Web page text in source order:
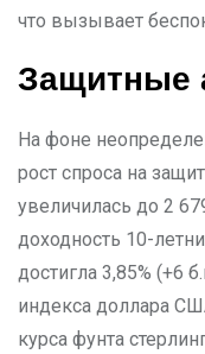
что вызывает
Защитные
На фоне
рост спроса на
увеличилась до 2
доходность 10-
достигла 3,85% (+6
индекса доллара
курса фунта